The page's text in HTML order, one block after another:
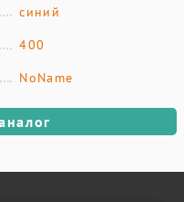
синий
400
NoName